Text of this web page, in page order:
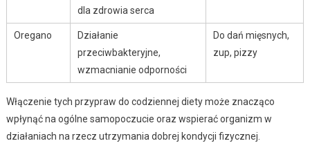
dla zdrowia serca
Oregano
Działanie
przeciwbakteryjne,
wzmacnianie odporności
Do dań mięsnych,
zup, pizzy
Włączenie tych przypraw do codziennej diety może znacząco
wpłynąć na ogólne samopoczucie oraz wspierać organizm w
działaniach na rzecz utrzymania dobrej kondycji fizycznej.